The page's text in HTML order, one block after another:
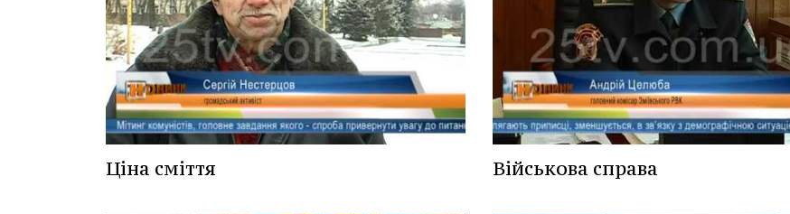
Ціна сміття Військова справа